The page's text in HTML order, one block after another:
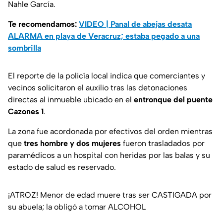
Nahle García.
Te recomendamos: VIDEO | Panal de abejas desata
ALARMA en playa de Veracruz; estaba pegado a una
sombrilla
El reporte de la policía local indica que comerciantes y
vecinos solicitaron el auxilio tras las detonaciones
directas al inmueble ubicado en el entronque del puente
Cazones 1.
La zona fue acordonada por efectivos del orden mientras
que tres hombre y dos mujeres fueron trasladados por
paramédicos a un hospital con heridas por las balas y su
estado de salud es reservado.
¡ATROZ! Menor de edad muere tras ser CASTIGADA por
su abuela; la obligó a tomar ALCOHOL